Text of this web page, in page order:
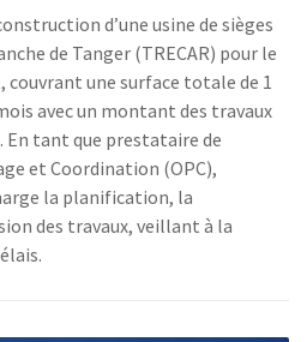
d’une usine de sièges
de Tanger (TRECAR) pour le
couvrant une surface totale de 1
avec un montant des travaux
En tant que prestataire de
et Coordination (OPC),
la planification, la
des travaux, veillant à la